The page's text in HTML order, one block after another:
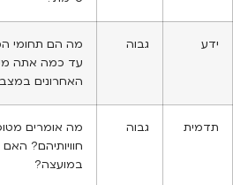
ידע גבוה
מה הם תחומי
עד כמה אתה
האחרונים
תדמית גבוה
מה אומרים
חוויותיהם?
במועצה?